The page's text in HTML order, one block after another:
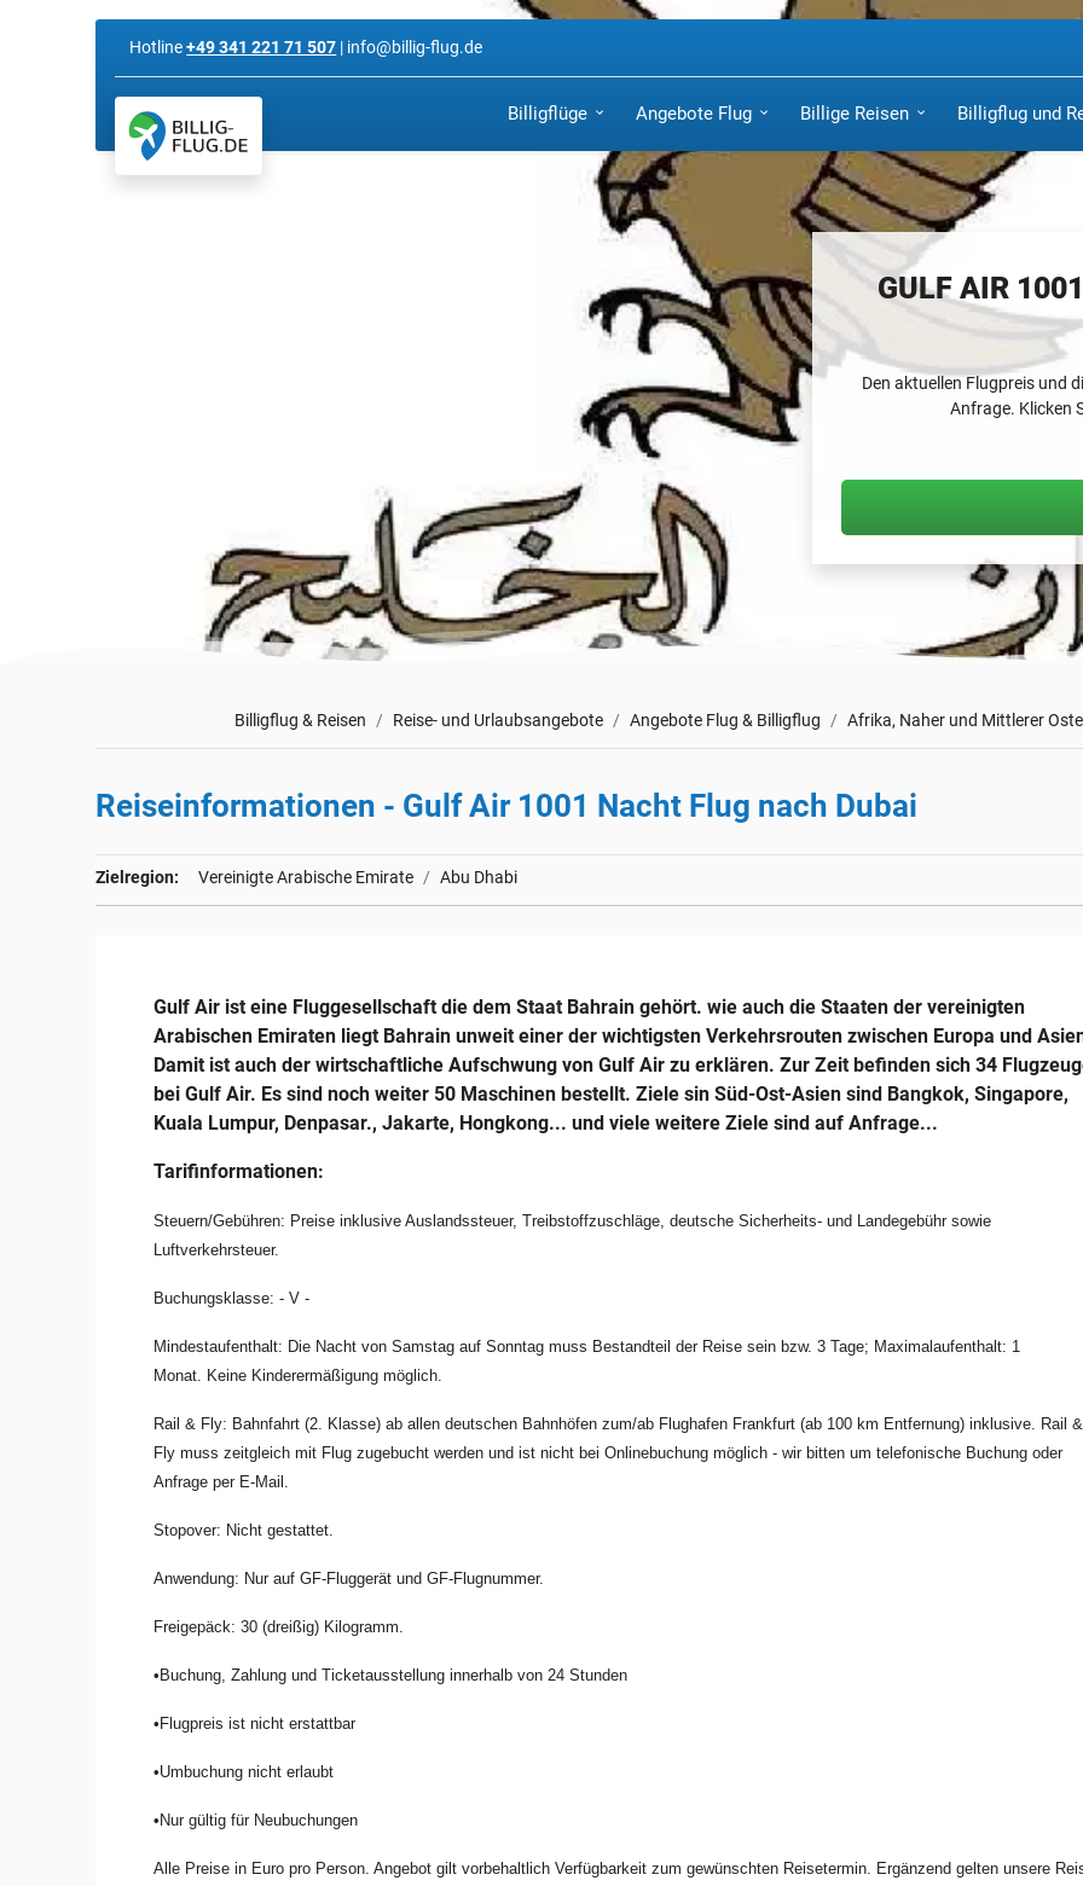
Hotline+49 341 221 71 507 | info@billig-flug.de
Billigflüge Angebote Flug Billige Reisen Billigflug und
GULF AIR
Den aktuellen Flugpreis und
Anfrage. Klicken
Billigflug & Reisen Reise- und Urlaubsangebote Angebote Flug & Billigflug Afrika, Naher und Mittlerer
Reiseinformationen - Gulf Air 1001 Nacht Flug nach Dubai
Zielregion: Vereinigte Arabische Emirate Abu Dhabi
Gulf Air ist eine Fluggesellschaft die dem Staat Bahrain gehört. wie auch die Staaten der vereinigten
Arabischen Emiraten liegt Bahrain unweit einer der wichtigsten Verkehrsrouten zwischen Europa und
Damit ist auch der wirtschaftliche Aufschwung von Gulf Air zu erklären. Zur Zeit befinden sich 34
bei Gulf Air. Es sind noch weiter 50 Maschinen bestellt. Ziele sin Süd-Ost-Asien sind Bangkok, Singapore,
Kuala Lumpur, Denpasar., Jakarte, Hongkong... und viele weitere Ziele sind auf Anfrage...
Tarifinformationen:
Steuern/Gebühren: Preise inklusive Auslandssteuer, Treibstoffzuschläge, deutsche Sicherheits- und Landegebühr sowie
Luftverkehrsteuer.
Buchungsklasse: - V -
Mindestaufenthalt: Die Nacht von Samstag auf Sonntag muss Bestandteil der Reise sein bzw. 3 Tage; Maximalaufenthalt: 1
Monat. Keine Kinderermäßigung möglich.
Rail & Fly: Bahnfahrt (2. Klasse) ab allen deutschen Bahnhöfen zum/ab Flughafen Frankfurt (ab 100 km Entfernung) inklusive. Rail &
Fly muss zeitgleich mit Flug zugebucht werden und ist nicht bei Onlinebuchung möglich - wir bitten um telefonische Buchung oder
Anfrage per E-Mail.
Stopover: Nicht gestattet.
Anwendung: Nur auf GF-Fluggerät und GF-Flugnummer.
Freigepäck: 30 (dreißig) Kilogramm.
•Buchung, Zahlung und Ticketausstellung innerhalb von 24 Stunden
•Flugpreis ist nicht erstattbar
•Umbuchung nicht erlaubt
•Nur gültig für Neubuchungen
Alle Preise in Euro pro Person. Angebot gilt vorbehaltlich Verfügbarkeit zum gewünschten Reisetermin. Ergänzend gelten unsere